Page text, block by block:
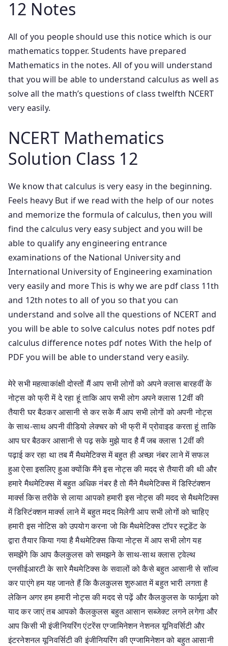
12 Notes
All of you people should use this notice which is our
mathematics topper. Students have prepared
Mathematics in the notes. All of you will understand
that you will be able to understand calculus as well as
solve all the math’s questions of class twelfth NCERT
very easily.
NCERT Mathematics
Solution Class 12
We know that calculus is very easy in the beginning.
Feels heavy But if we read with the help of our notes
and memorize the formula of calculus, then you will
find the calculus very easy subject and you will be
able to qualify any engineering entrance
examinations of the National University and
International University of Engineering examination
very easily and more This is why we are pdf class 11th
and 12th notes to all of you so that you can
understand and solve all the questions of NCERT and
you will be able to solve calculus notes pdf notes pdf
calculus difference notes pdf notes With the help of
PDF you will be able to understand very easily.
मेरे सभी महत्वाकांक्षी दोस्तों मैं आप सभी लोगों को अपने क्लास बारहवीं के
नोट्स को फ्री में दे रहा हूं ताकि आप सभी लोग अपने क्लास 12वीं की
तैयारी घर बैठकर आसानी से कर सके मैं आप सभी लोगों को अपनी नोट्स
के साथ-साथ अपनी वीडियो लेक्चर को भी फ्री में प्रोवाइड करता हूं ताकि
आप घर बैठकर आसानी से पढ़ सके मुझे याद है मैं जब क्लास 12वीं की
पढ़ाई कर रहा था तब मैं मैथमेटिक्स में बहुत ही अच्छा नंबर लाने में सफल
हुआ ऐसा इसलिए हुआ क्योंकि मैंने इस नोट्स की मदद से तैयारी की थी और
हमारे मैथमेटिक्स में बहुत अधिक नंबर है तो मैंने मैथमेटिक्स में डिस्टिंक्शन
मार्क्स किस तरीके से लाया आपको हमारी इस नोट्स की मदद से मैथमेटिक्स
में डिस्टिंक्शन मार्क्स लाने में बहुत मदद मिलेगी आप सभी लोगों को चाहिए
हमारी इस नोटिस को उपयोग करना जो कि मैथमेटिक्स टॉपर स्टूडेंट के
द्वारा तैयार किया गया है मैथमेटिक्स किया नोट्स में आप सभी लोग यह
समझेंगे कि आप कैलकुलस को समझने के साथ-साथ क्लास ट्वेल्थ
एनसीईआरटी के सारे मैथमेटिक्स के सवालों को कैसे बहुत आसानी से सॉल्व
कर पाएंगे हम यह जानते हैं कि कैलकुलस शुरुआत में बहुत भारी लगता है
लेकिन अगर हम हमारी नोट्स की मदद से पढ़ें और कैलकुलस के फार्मूला को
याद कर जाएं तब आपको कैलकुलस बहुत आसान सब्जेक्ट लगने लगेगा और
आप किसी भी इंजीनियरिंग एंटरेंस एग्जामिनेशन नेशनल यूनिवर्सिटी और
इंटरनेशनल यूनिवर्सिटी की इंजीनियरिंग की एग्जामिनेशन को बहुत आसानी